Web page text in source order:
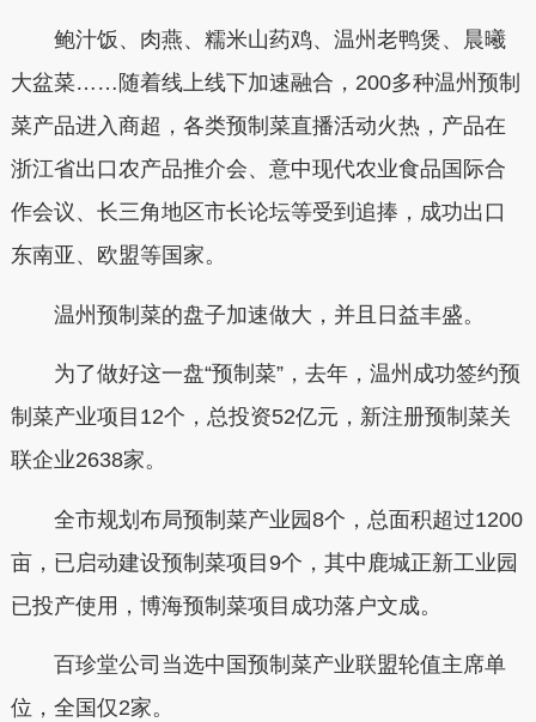
鲍汁饭、肉燕、糯米山药鸡、温州老鸭煲、晨曦
大盆菜……随着线上线下加速融合，200多种温州预制
菜产品进入商超，各类预制菜直播活动火热，产品在
浙江省出口农产品推介会、意中现代农业食品国际合
作会议、长三角地区市长论坛等受到追捧，成功出口
东南亚、欧盟等国家。
温州预制菜的盘子加速做大，并且日益丰盛。
为了做好这一盘“预制菜”，去年，温州成功签约预
制菜产业项目12个，总投资52亿元，新注册预制菜关
联企业2638家。
全市规划布局预制菜产业园8个，总面积超过1200
亩，已启动建设预制菜项目9个，其中鹿城正新工业园
已投产使用，博海预制菜项目成功落户文成。
百珍堂公司当选中国预制菜产业联盟轮值主席单
位，全国仅2家。